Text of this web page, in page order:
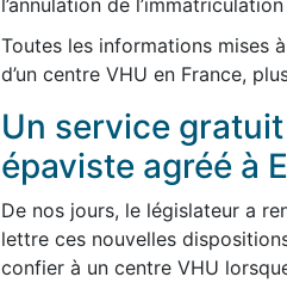
l’annulation de
Toutes les informations mises
d’un centre VHU en France,
Un service gratuit
épaviste agréé à
De nos jours, le législateur a
lettre ces nouvelles
confier à un centre VHU